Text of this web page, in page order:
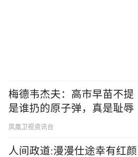
梅德韦杰夫：高市早苗不提
是谁扔的原子弹，真是耻辱
凤凰卫视资讯台
人间政道:漫漫仕途幸有红颜